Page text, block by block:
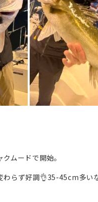
ムードで開始。
わらず好調👌35-45cm多い